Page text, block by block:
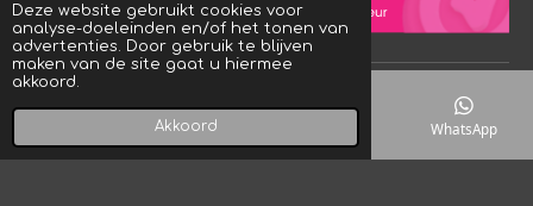
Deze website gebruikt cookies voor
analyse-doeleinden en/of het tonen van
advertenties. Door gebruik te blijven
maken van de site gaat u hiermee
akkoord.
Akkoord
s
A
p
p
a
g
r
a
o
k
© 2023 - 2026 Crystal Rock! Designs
Powered byJouwWeb
Telefoonnummer WhatsApp